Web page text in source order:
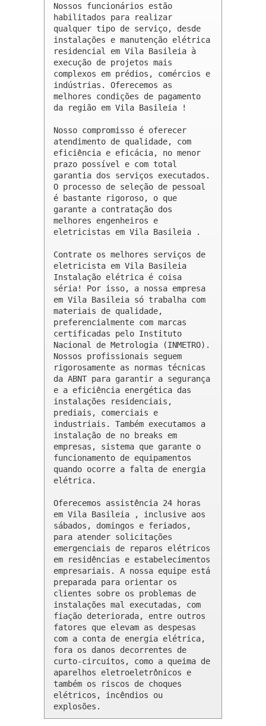
Nossos funcionários estão
habilitados para realizar
qualquer tipo de serviço, desde
instalações e manutenção elétrica
residencial em Vila Basileia à
execução de projetos mais
complexos em prédios, comércios e
indústrias. Oferecemos as
melhores condições de pagamento
da região em Vila Basileia !
Nosso compromisso é oferecer
atendimento de qualidade, com
eficiência e eficácia, no menor
prazo possível e com total
garantia dos serviços executados.
O processo de seleção de pessoal
é bastante rigoroso, o que
garante a contratação dos
melhores engenheiros e
eletricistas em Vila Basileia .
Contrate os melhores serviços de
eletricista em Vila Basileia
Instalação elétrica é coisa
séria! Por isso, a nossa empresa
em Vila Basileia só trabalha com
materiais de qualidade,
preferencialmente com marcas
certificadas pelo Instituto
Nacional de Metrologia (INMETRO).
Nossos profissionais seguem
rigorosamente as normas técnicas
da ABNT para garantir a segurança
e a eficiência energética das
instalações residenciais,
prediais, comerciais e
industriais. Também executamos a
instalação de no breaks em
empresas, sistema que garante o
funcionamento de equipamentos
quando ocorre a falta de energia
elétrica.
Oferecemos assistência 24 horas
em Vila Basileia , inclusive aos
sábados, domingos e feriados,
para atender solicitações
emergenciais de reparos elétricos
em residências e estabelecimentos
empresariais. A nossa equipe está
preparada para orientar os
clientes sobre os problemas de
instalações mal executadas, com
fiação deteriorada, entre outros
fatores que elevam as despesas
com a conta de energia elétrica,
fora os danos decorrentes de
curto-circuitos, como a queima de
aparelhos eletroeletrônicos e
também os riscos de choques
elétricos, incêndios ou
explosões.